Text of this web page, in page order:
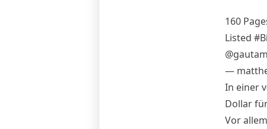
160
Listed
—
In einer
Dollar
Vor